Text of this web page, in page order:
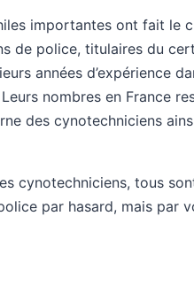
importantes ont fait le
de police, titulaires du
années d’expérience
nombres en France
des cynotechniciens
cynotechniciens, tous
par hasard, mais par